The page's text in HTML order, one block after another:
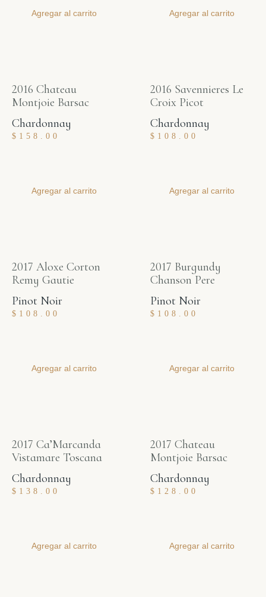
Agregar al carrito Agregar al carrito
2016 Chateau
Montjoie Barsac
Chardonnay
$ 158.00
Agregar al carrito
2016 Savennieres Le
Croix Picot
Chardonnay
$ 108.00
Agregar al carrito
2017 Aloxe Corton
Remy Gautie
Pinot Noir
$ 108.00
Agregar al carrito
2017 Burgundy
Chanson Pere
Pinot Noir
$ 108.00
Agregar al carrito
2017 Ca’Marcanda
Vistamare Toscana
Chardonnay
$ 138.00
Agregar al carrito
2017 Chateau
Montjoie Barsac
Chardonnay
$ 128.00
Agregar al carrito